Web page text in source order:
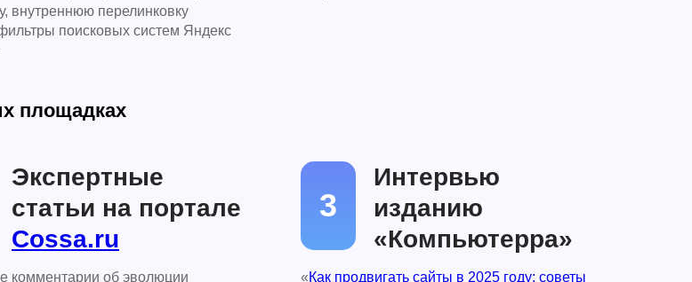
внутреннюю перелинковку
поисковых систем Яндекс
«Как продвигать сайты в 2025 году: советы
Интервью
изданию
«Компьютерра»
3
комментарии об эволюции
Экспертные
статьи на портале
Cossa.ru
площадках